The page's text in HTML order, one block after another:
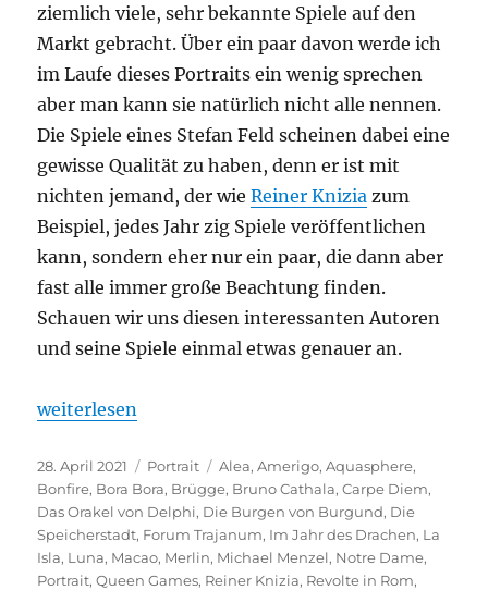
ziemlich viele, sehr bekannte Spiele auf den
Markt gebracht. Über ein paar davon werde ich
im Laufe dieses Portraits ein wenig sprechen
aber man kann sie natürlich nicht alle nennen.
Die Spiele eines Stefan Feld scheinen dabei eine
gewisse Qualität zu haben, denn er ist mit
nichten jemand, der wieReiner Knizia zum
Beispiel, jedes Jahr zig Spiele veröffentlichen
kann, sondern eher nur ein paar, die dann aber
fast alle immer große Beachtung finden.
Schauen wir uns diesen interessanten Autoren
und seine Spiele einmal etwas genauer an.
„Portrait – Stefan Feld“
weiterlesen
Veröffentlicht
am
28. April 2021 Kategorien
Portrait Schlagwörter
Alea,Amerigo,Aquasphere,
Bonfire, Bora Bora, Brügge, Bruno Cathala,Carpe Diem,
Das Orakel von Delphi, Die Burgen von Burgund, Die
Speicherstadt, Forum Trajanum, Im Jahr des Drachen, La
Isla, Luna, Macao, Merlin, Michael Menzel, Notre Dame,
Portrait,Queen Games, Reiner Knizia, Revolte in Rom,